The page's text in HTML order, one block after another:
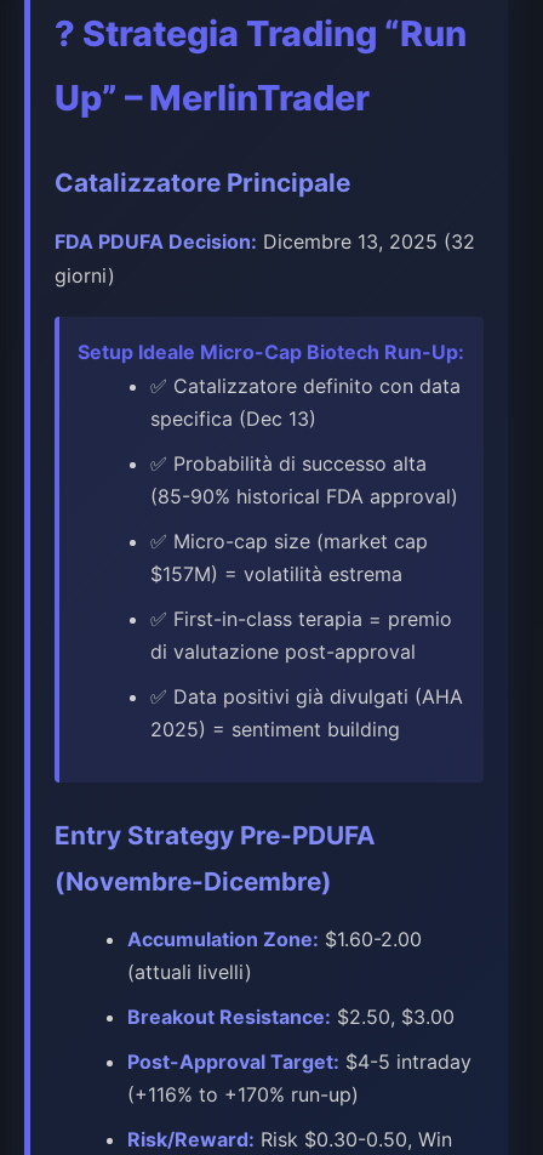
? Strategia Trading “Run
Up” – MerlinTrader
Catalizzatore Principale
FDA PDUFA Decision: Dicembre 13, 2025 (32
giorni)
Setup Ideale Micro-Cap Biotech Run-Up:
✅ Catalizzatore definito con data
specifica (Dec 13)
✅ Probabilità di successo alta
(85-90% historical FDA approval)
✅ Micro-cap size (market cap
$157M) = volatilità estrema
✅ First-in-class terapia = premio
di valutazione post-approval
✅ Data positivi già divulgati (AHA
2025) = sentiment building
Entry Strategy Pre-PDUFA
(Novembre-Dicembre)
Accumulation Zone: $1.60-2.00
(attuali livelli)
Breakout Resistance: $2.50, $3.00
Post-Approval Target: $4-5 intraday
(+116% to +170% run-up)
Risk/Reward: Risk $0.30-0.50, Win